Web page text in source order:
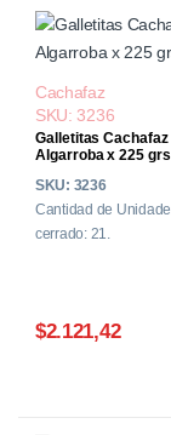
Cachafaz
SKU: 3236
Galletitas Cachafaz
Algarroba x 225 grs
SKU: 3236
Cantidad de
cerrado: 21.
$2.121,42